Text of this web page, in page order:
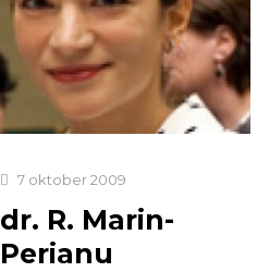
7 oktober 2009
dr. R. Marin-
Perianu